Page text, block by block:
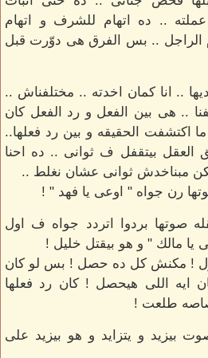
.. ده اتهام للشرف و اتهام
الراجل .. بس الفرق هى دوّرت قبل
.. انا كمان اخدته .. مختلفناش ..
.. هى بين الفعل و رد الفعل كان
اكتشفت الحقيقه و بين رد فعلها..
العقل بيتقفل ف ثوانى .. ده احنا
مبناخدش ثوانى عشان نغلط ..
رن جواه " اوعى يا فهد " !
صوتها بردوا اتردد جواه ف اول
يا مالك " و هو بيقتل خليل !
! مكنش كل ده حصل ! بس لو كان
ايه اللى هيحصل ! كان رد فعلها
طلعت !
بيزيد و يتزايد و هو بيزيد على